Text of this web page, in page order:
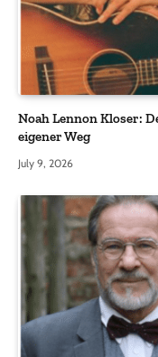
Noah Lennon Kloser:
eigener Weg
July 9, 2026